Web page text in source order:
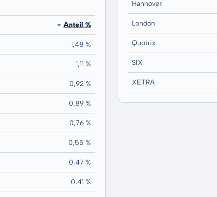
Anteil %
1,48 %
1,11 %
0,92 %
0,89 %
0,76 %
0,55 %
0,47 %
0,41 %
Hannover
London
Quotrix
SIX
XETRA